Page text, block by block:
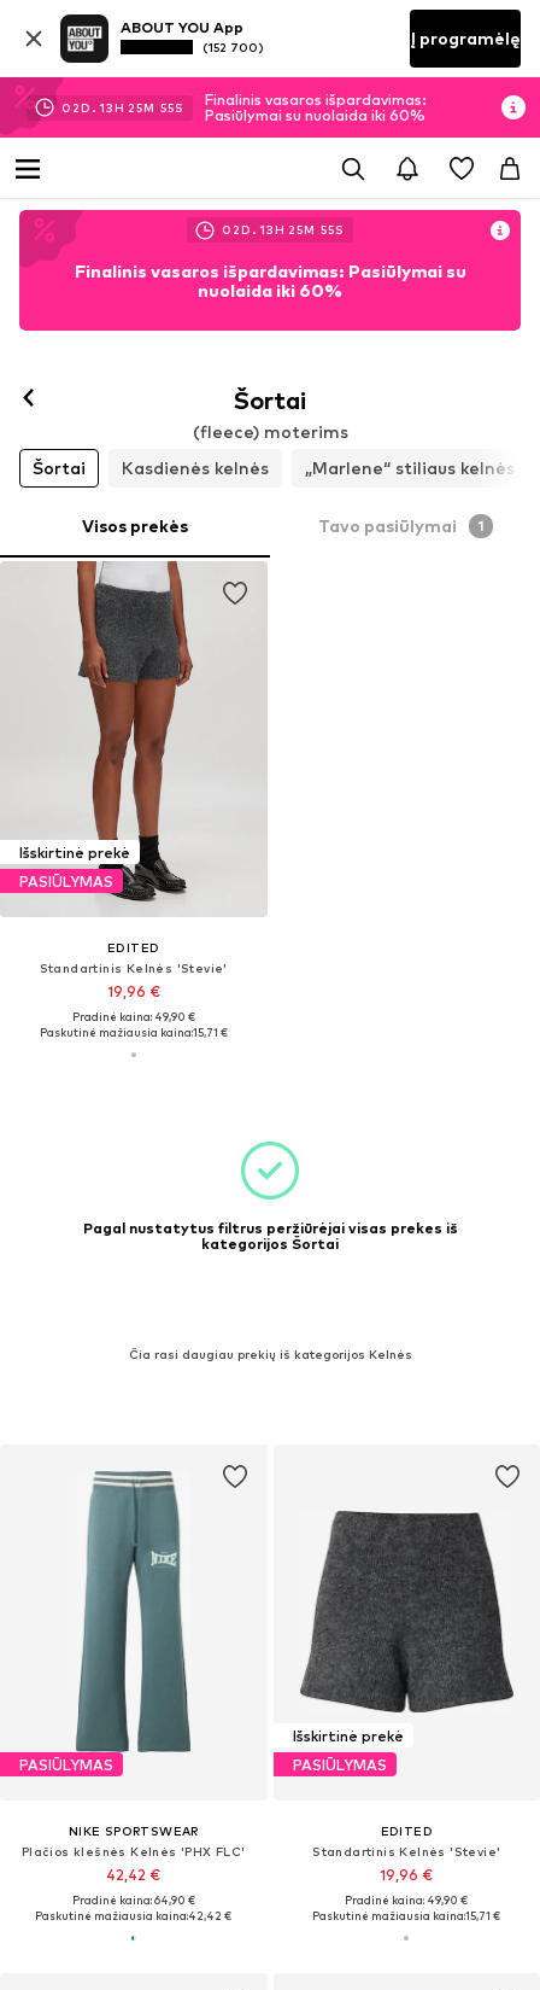
ABOUT YOU App
(152 700) Į programėlę
02D. 13H 25M 55S
Finalinis vasaros išpardavimas:
Pasiūlymai su nuolaida iki 60%
02D. 13H 25M 55S
Finalinis vasaros išpardavimas: Pasiūlymai su
nuolaida iki 60%
Šortai
(fleece) moterims
Šortai
Kasdienės kelnės „Marlene“ stiliaus kelnės
Visos prekės Tavo pasiūlymai 1
Išskirtinė prekė
PASIŪLYMAS
EDITED
Standartinis Kelnės 'Stevie'
19,96 €
Pradinė kaina: 49,90 €
Paskutinė mažiausia kaina:15,71 €
Pagal nustatytus filtrus peržiūrėjai visas prekes iš
kategorijos Šortai
Čia rasi daugiau prekių iš kategorijos Kelnės
PASIŪLYMAS
NIKE SPORTSWEAR
Plačios klešnės Kelnės 'PHX FLC'
42,42 €
Pradinė kaina: 64,90 €
Paskutinė mažiausia kaina:42,42 €
Išskirtinė prekė
PASIŪLYMAS
EDITED
Standartinis Kelnės 'Stevie'
19,96 €
Pradinė kaina: 49,90 €
Paskutinė mažiausia kaina:15,71 €